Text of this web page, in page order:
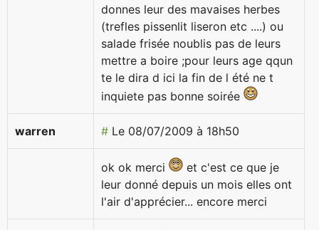
donnes leur des mavaises herbes
(trefles pissenlit liseron etc ....) ou
salade frisée noublis pas de leurs
mettre a boire ;pour leurs age qqun
te le dira d ici la fin de l été ne t
inquiete pas bonne soirée
warren # Le 08/07/2009 à 18h50
ok ok merci
et c'est ce que je
leur donné depuis un mois elles ont
l'air d'apprécier... encore merci